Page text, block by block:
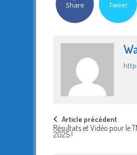
Share Tweet
Post
navigation
Article précédent
Résultats et Vidéo pour le
2025 !